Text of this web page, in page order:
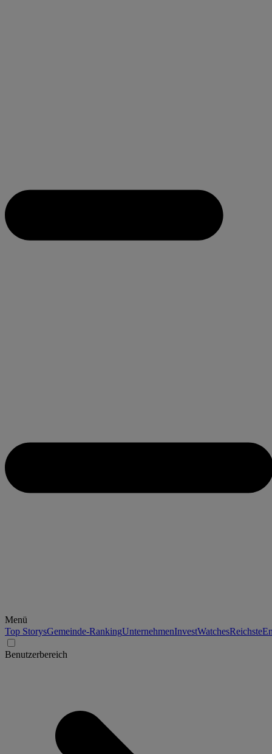
Menü
Top StorysGemeinde-RankingUnternehmenInvestWatchesReichste
Benutzerbereich